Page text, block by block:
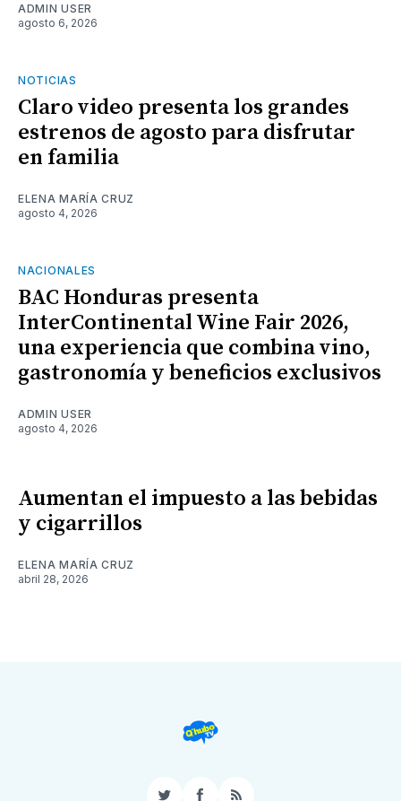
ADMIN USER
agosto 6, 2026
NOTICIAS
Claro video presenta los grandes
estrenos de agosto para disfrutar
en familia
ELENA MARÍA CRUZ
agosto 4, 2026
NACIONALES
BAC Honduras presenta
InterContinental Wine Fair 2026,
una experiencia que combina vino,
gastronomía y beneficios exclusivos
ADMIN USER
agosto 4, 2026
Aumentan el impuesto a las bebidas
y cigarrillos
ELENA MARÍA CRUZ
abril 28, 2026